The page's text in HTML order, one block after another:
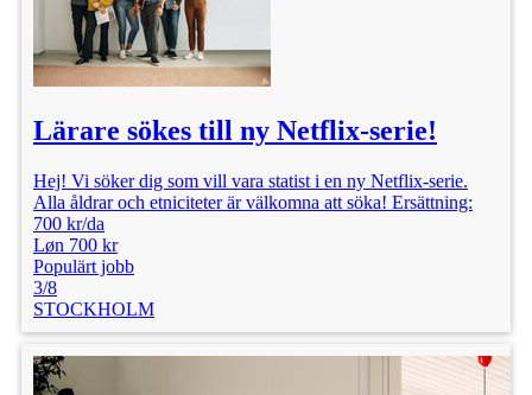
Lärare sökes till ny Netflix-serie!
Hej! Vi söker dig som vill vara statist i en ny Netflix-serie.
Alla åldrar och etniciteter är välkomna att söka! Ersättning:
700 kr/da
Løn 700 kr
Populärt jobb
3/8
STOCKHOLM